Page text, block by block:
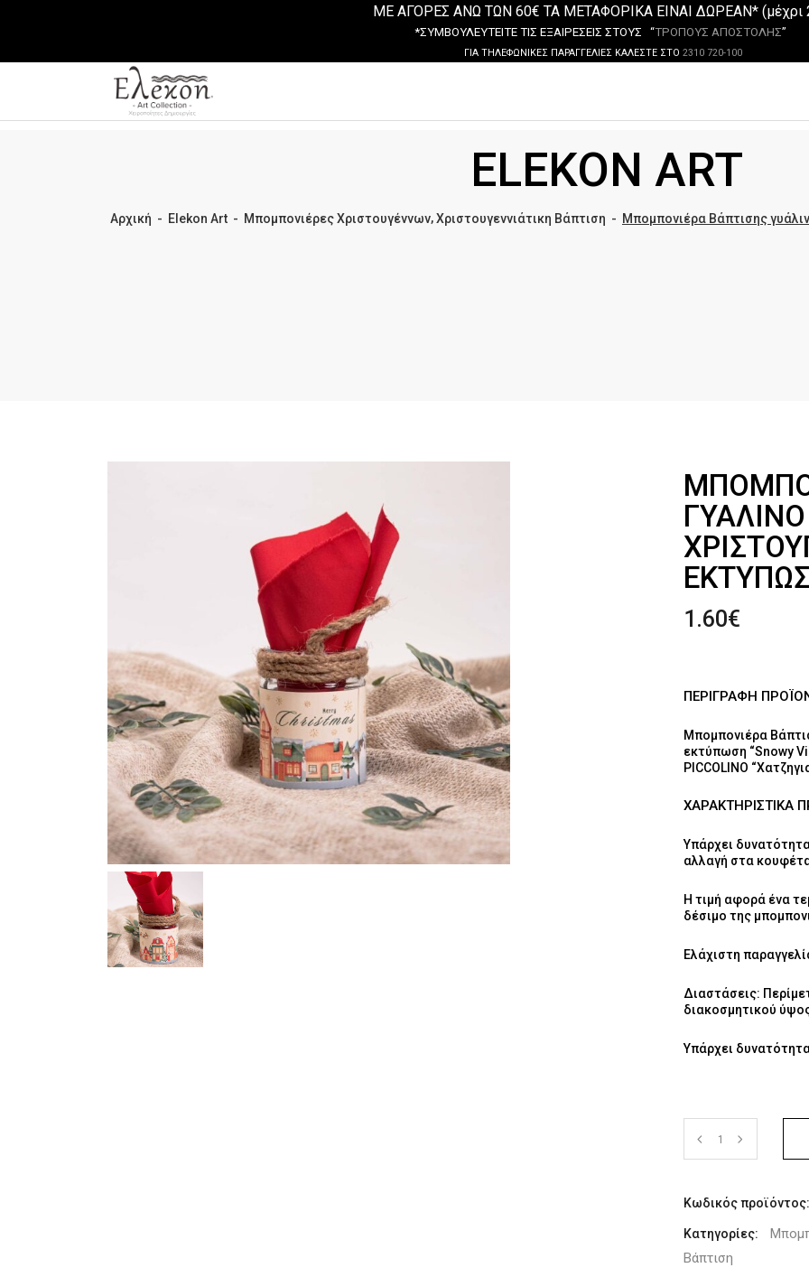
ΜΕ ΑΓΟΡΕΣ ΑΝΩ ΤΩΝ 60€ ΤΑ ΜΕΤΑΦΟΡΙΚΑ ΕΙΝΑΙ ΔΩΡΕΑΝ* (μέχρι
*ΣΥΜΒΟΥΛΕΥΤΕΙΤΕ ΤΙΣ ΕΞΑΙΡΕΣΕΙΣ ΣΤΟΥΣ “ΤΡΟΠΟΥΣ ΑΠΟΣΤΟΛΗΣ”
ΓΙΑ ΤΗΛΕΦΩΝΙΚΕΣ ΠΑΡΑΓΓΕΛΙΕΣ ΚΑΛΕΣΤΕ ΣΤΟ 2310 720-100
ELEKON ART
Αρχική - Elekon Art - Μπομπονιέρες Χριστουγέννων,Χριστουγεννιάτικη Βάπτιση - Μπομπονιέρα Βάπτισης
1.60€
ΠΕΡΙΓΡΑΦΗ
Μπομπονιέρα
εκτύπωση “Snowy
PICCOLINO
ΧΑΡΑΚΤΗΡΙΣΤΙΚΑ
Υπάρχει
αλλαγή στα
Η τιμή αφορά ένα
δέσιμο της
Ελάχιστη
Διαστάσεις:
διακοσμητικού
Υπάρχει
Κωδικός προϊόντος:
Κατηγορίες:
Βάπτιση